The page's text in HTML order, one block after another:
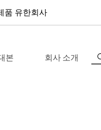
품 유한회사
본 회사 소개